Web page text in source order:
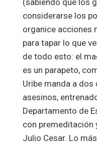
(sabiendo que los
considerarse los
organice acciones
para tapar lo que
de todo esto: el
es un parapeto,
Uribe manda a
asesinos,
Departamento de
con premeditación
Julio Cesar. Lo